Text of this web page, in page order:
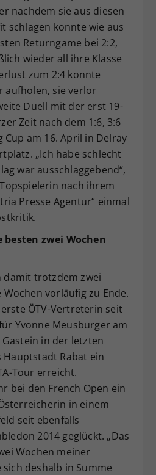
nachdem sie aus diesen
schlagen konnte wie aus
Returngame bei 2:2,
wieder all ihre Klasse
zum 2:4 konnte
aufholen, sie verlor
Duell mit der erst 19-
Zeit nach dem 1:6, 3:6
Cup am 16. April in Delray
„Ich habe schlecht
war ausschlaggebend“,
nach ihrem
Presse Agentur“ einmal
besten zwei Wochen
damit trotzdem zwei
vorläufig zu Ende.
ÖTV-Vertreterin seit
Yvonne Meusburger am
Gastein in der letzten
Hauptstadt Rabat ein
Tour erreicht.
bei den French Open ein
in einem
seit ebenfalls
2014 geglückt. „Das
Wochen meiner
deshalb in Summe